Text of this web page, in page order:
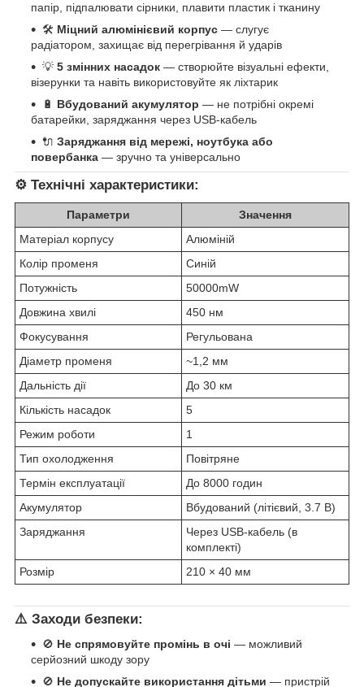
папір, підпалювати сірники, плавити пластик і тканину
🛠 Міцний алюмінієвий корпус — слугує
радіатором, захищає від перегрівання й ударів
💡 5 змінних насадок — створюйте візуальні ефекти,
візерунки та навіть використовуйте як ліхтарик
🔋 Вбудований акумулятор — не потрібні окремі
батарейки, заряджання через USB-кабель
🔌 Заряджання від мережі, ноутбука або
повербанка — зручно та універсально
⚙️ Технічні характеристики:
Параметри
Значення
Матеріал корпусу
Алюміній
Колір променя
Синій
Потужність
50000mW
Довжина хвилі
450 нм
Фокусування
Регульована
Діаметр променя
~1,2 мм
Дальність дії
До 30 км
Кількість насадок
5
Режим роботи
1
Тип охолодження
Повітряне
Термін експлуатації
До 8000 годин
Акумулятор
Вбудований (літієвий, 3.7 В)
Заряджання
Через USB-кабель (в
комплекті)
Розмір
210 × 40 мм
⚠️ Заходи безпеки:
🚫 Не спрямовуйте промінь в очі — можливий
серйозний шкоду зору
🚫 Не допускайте використання дітьми — пристрій